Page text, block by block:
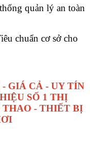
quản lý an toàn
chuẩn cơ sở cho
GIÁ CẢ - UY TÍN
SỐ 1 THỊ
- THIẾT BỊ